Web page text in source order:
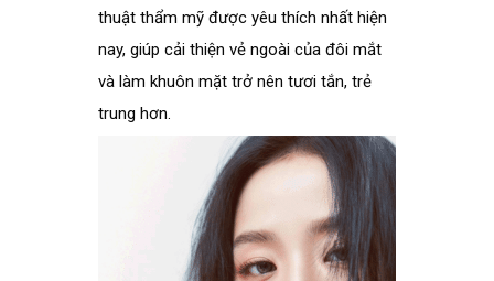
thuật thẩm mỹ được yêu thích nhất hiện
nay, giúp cải thiện vẻ ngoài của đôi mắt
và làm khuôn mặt trở nên tươi tắn, trẻ
trung hơn.